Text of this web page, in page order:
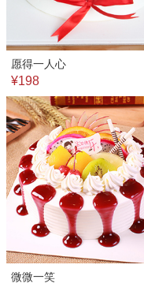
愿得一人心
¥198
微微一笑